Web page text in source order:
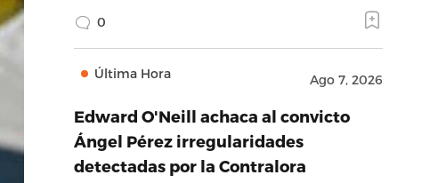
0
Última Hora Ago 7, 2026
Edward O'Neill achaca al convicto
Ángel Pérez irregularidades
detectadas por la Contralora